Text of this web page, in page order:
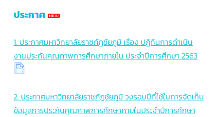
ประกาศ
1. ประกาศมหาวิทยาลัยราชภัฏชัยภูมิ เรื่อง ปฏิทินการดำเนิน
งานประกันคุณภาพการศึกษาภายใน ประจำปีการศึกษา 2563
2. ประกาศมหาวิทยาลัยราชภัฏชัยภูมิ วงรอบปีที่ใช้ในการจัดเก็บ
ข้อมูลการประกันคุณภาพการศึกษาภายในประจำปีการศึกษา